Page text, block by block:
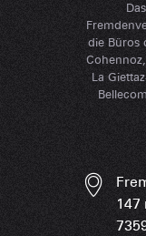
die Büros
La
147